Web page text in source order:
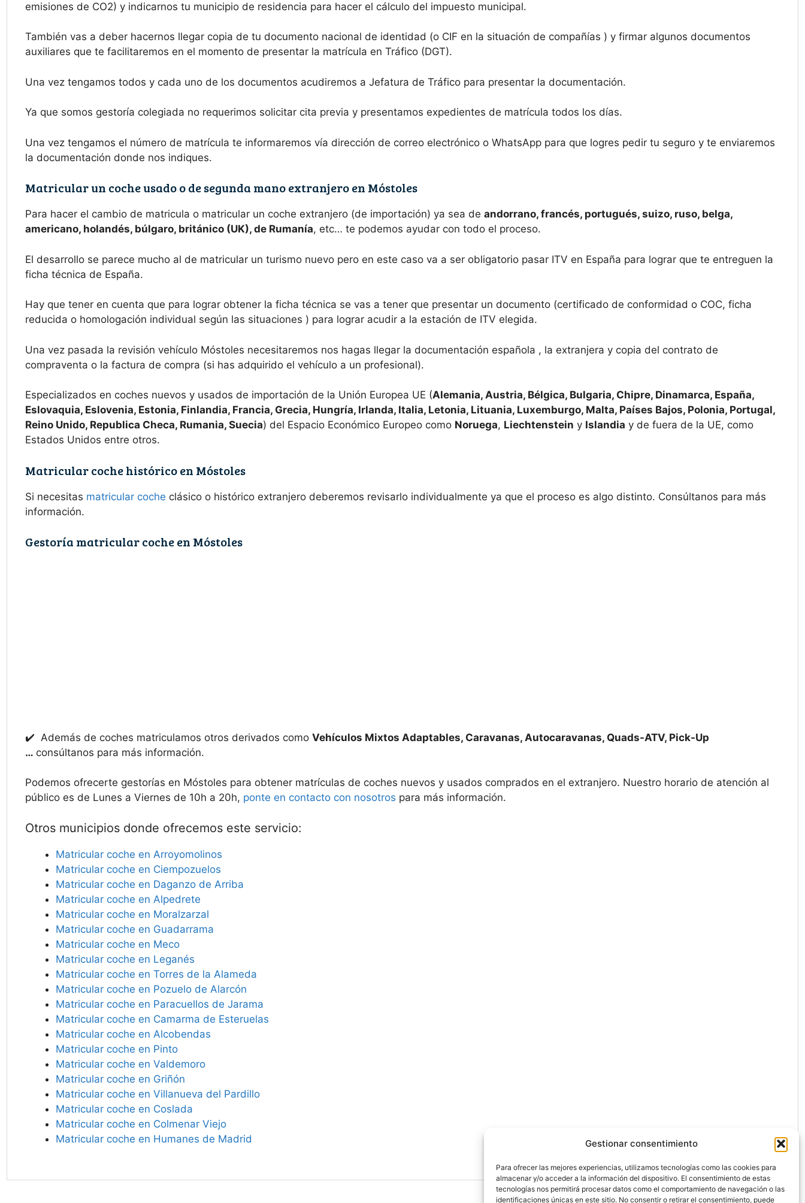
Gestionar consentimiento
Para ofrecer las mejores experiencias, utilizamos tecnologías como las cookies para
almacenar y/o acceder a la información del dispositivo. El consentimiento de estas
tecnologías nos permitirá procesar datos como el comportamiento de navegación o las
identificaciones únicas en este sitio. No consentir o retirar el consentimiento, puede
emisiones de CO2) y indicarnos tu municipio de residencia para hacer el cálculo del impuesto municipal.
También vas a deber hacernos llegar copia de tu documento nacional de identidad (o CIF en la situación de compañías ) y firmar algunos documentos
auxiliares que te facilitaremos en el momento de presentar la matrícula en Tráfico (DGT).
Una vez tengamos todos y cada uno de los documentos acudiremos a Jefatura de Tráfico para presentar la documentación.
Ya que somos gestoría colegiada no requerimos solicitar cita previa y presentamos expedientes de matrícula todos los días.
Una vez tengamos el número de matrícula te informaremos vía dirección de correo electrónico o WhatsApp para que logres pedir tu seguro y te enviaremos
la documentación donde nos indiques.
Matricular un coche usado o de segunda mano extranjero en Móstoles
Para hacer el cambio de matricula o matricular un coche extranjero (de importación) ya sea de andorrano, francés, portugués, suizo, ruso, belga,
americano, holandés, búlgaro, británico (UK), de Rumanía, etc… te podemos ayudar con todo el proceso.
El desarrollo se parece mucho al de matricular un turismo nuevo pero en este caso va a ser obligatorio pasar ITV en España para lograr que te entreguen la
ficha técnica de España.
Hay que tener en cuenta que para lograr obtener la ficha técnica se vas a tener que presentar un documento (certificado de conformidad o COC, ficha
reducida o homologación individual según las situaciones ) para lograr acudir a la estación de ITV elegida.
Una vez pasada la revisión vehículo Móstoles necesitaremos nos hagas llegar la documentación española , la extranjera y copia del contrato de
compraventa o la factura de compra (si has adquirido el vehículo a un profesional).
Especializados en coches nuevos y usados de importación de la Unión Europea UE (Alemania, Austria, Bélgica, Bulgaria, Chipre, Dinamarca, España,
Eslovaquia, Eslovenia, Estonia, Finlandia, Francia, Grecia, Hungría, Irlanda, Italia, Letonia, Lituania, Luxemburgo, Malta, Países Bajos, Polonia, Portugal,
Reino Unido, Republica Checa, Rumania, Suecia) del Espacio Económico Europeo como Noruega, Liechtenstein y Islandia y de fuera de la UE, como
Estados Unidos entre otros.
Matricular coche histórico en Móstoles
Si necesitas matricular coche clásico o histórico extranjero deberemos revisarlo individualmente ya que el proceso es algo distinto. Consúltanos para más
información.
Gestoría matricular coche en Móstoles
✔️ Además de coches matriculamos otros derivados como Vehículos Mixtos Adaptables, Caravanas, Autocaravanas, Quads-ATV, Pick-Up
… consúltanos para más información.
Podemos ofrecerte gestorías en Móstoles para obtener matrículas de coches nuevos y usados comprados en el extranjero. Nuestro horario de atención al
público es de Lunes a Viernes de 10h a 20h, ponte en contacto con nosotros para más información.
Otros municipios donde ofrecemos este servicio:
Matricular coche en Arroyomolinos
Matricular coche en Ciempozuelos
Matricular coche en Daganzo de Arriba
Matricular coche en Alpedrete
Matricular coche en Moralzarzal
Matricular coche en Guadarrama
Matricular coche en Meco
Matricular coche en Leganés
Matricular coche en Torres de la Alameda
Matricular coche en Pozuelo de Alarcón
Matricular coche en Paracuellos de Jarama
Matricular coche en Camarma de Esteruelas
Matricular coche en Alcobendas
Matricular coche en Pinto
Matricular coche en Valdemoro
Matricular coche en Griñón
Matricular coche en Villanueva del Pardillo
Matricular coche en Coslada
Matricular coche en Colmenar Viejo
Matricular coche en Humanes de Madrid